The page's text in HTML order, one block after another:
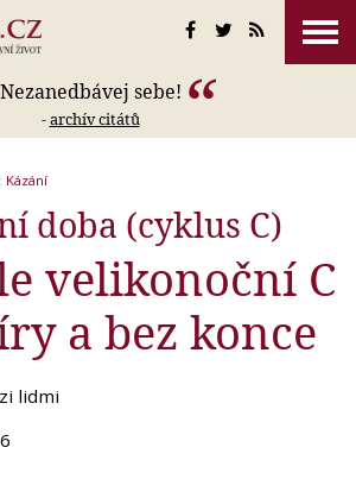
Nezanedbávej sebe!
-archív citátů
Kázání
doba (cyklus C)
velikonoční C
a bez konce
lidmi